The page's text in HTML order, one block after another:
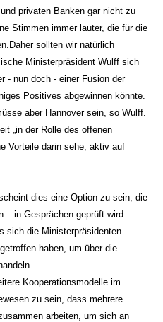
privaten Banken gar nicht zu
Stimmen immer lauter, die für die
sollten wir natürlich
Ministerpräsident Wulff sich
- nun doch - einer Fusion der
Positives abgewinnen könnte.
aber Hannover sein, so Wulff.
„in der Rolle des offenen
Vorteile darin sehe, aktiv auf
dies eine Option zu sein, die
in Gesprächen geprüft wird.
sich die Ministerpräsidenten
haben, um über die
Kooperationsmodelle im
zu sein, dass mehrere
arbeiten, um sich an